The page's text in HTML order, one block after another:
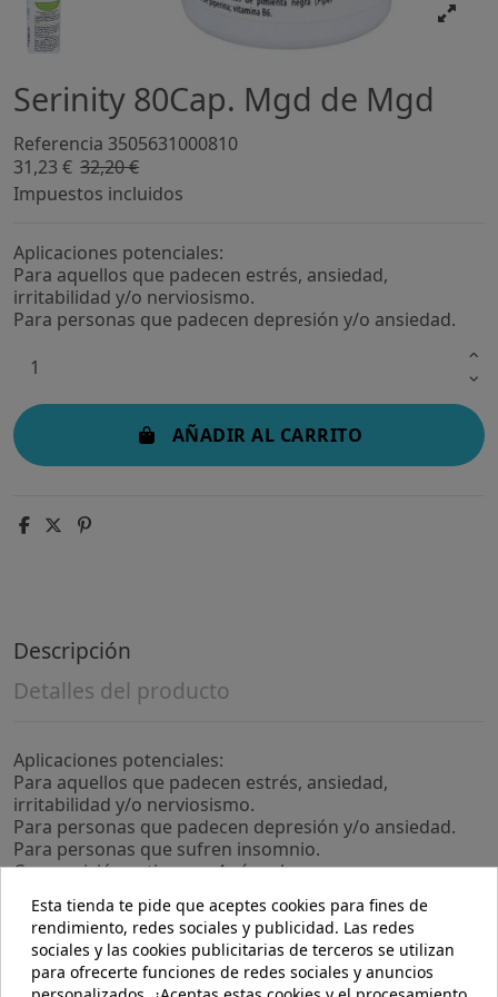
Serinity 80Cap. Mgd de Mgd
Referencia 3505631000810
31,23 € 32,20 €
Impuestos incluidos
Aplicaciones potenciales:
Para aquellos que padecen estrés, ansiedad,
irritabilidad y/o nerviosismo.
Para personas que padecen depresión y/o ansiedad.
AÑADIR AL CARRITO
Descripción
Detalles del producto
Aplicaciones potenciales:
Para aquellos que padecen estrés, ansiedad,
irritabilidad y/o nerviosismo.
Para personas que padecen depresión y/o ansiedad.
Para personas que sufren insomnio.
Composición activa por 4 cápsulas:
488 mg de espino blanco (Crataegus laevigata y
monogyna), parte aérea.
500 mg de griffonia (Griffonia simplicifolia), semilla
(extracto)(100 mg de L-5HTP).
188 mg de magnesio (óxido de magnesio marino).
Esta tienda te pide que aceptes cookies para fines de
rendimiento, redes sociales y publicidad. Las redes
sociales y las cookies publicitarias de terceros se utilizan
para ofrecerte funciones de redes sociales y anuncios